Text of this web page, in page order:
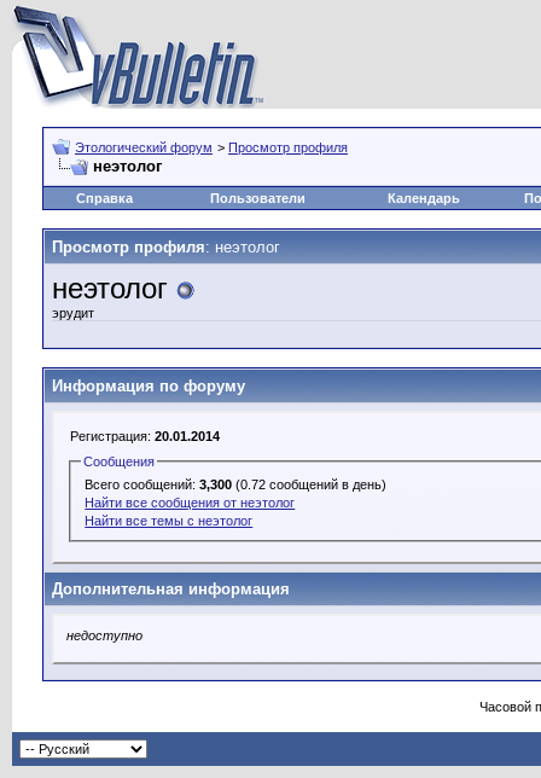
Этологический форум > Просмотр профиля
неэтолог
Справка Пользователи Календарь
Просмотр профиля: неэтолог
неэтолог
эрудит
Информация по форуму
Регистрация: 20.01.2014
Сообщения
Всего сообщений:3,300 (0.72 сообщений в день)
Найти все сообщения от неэтолог
Найти все темы с неэтолог
Дополнительная информация
недоступно
Часовой